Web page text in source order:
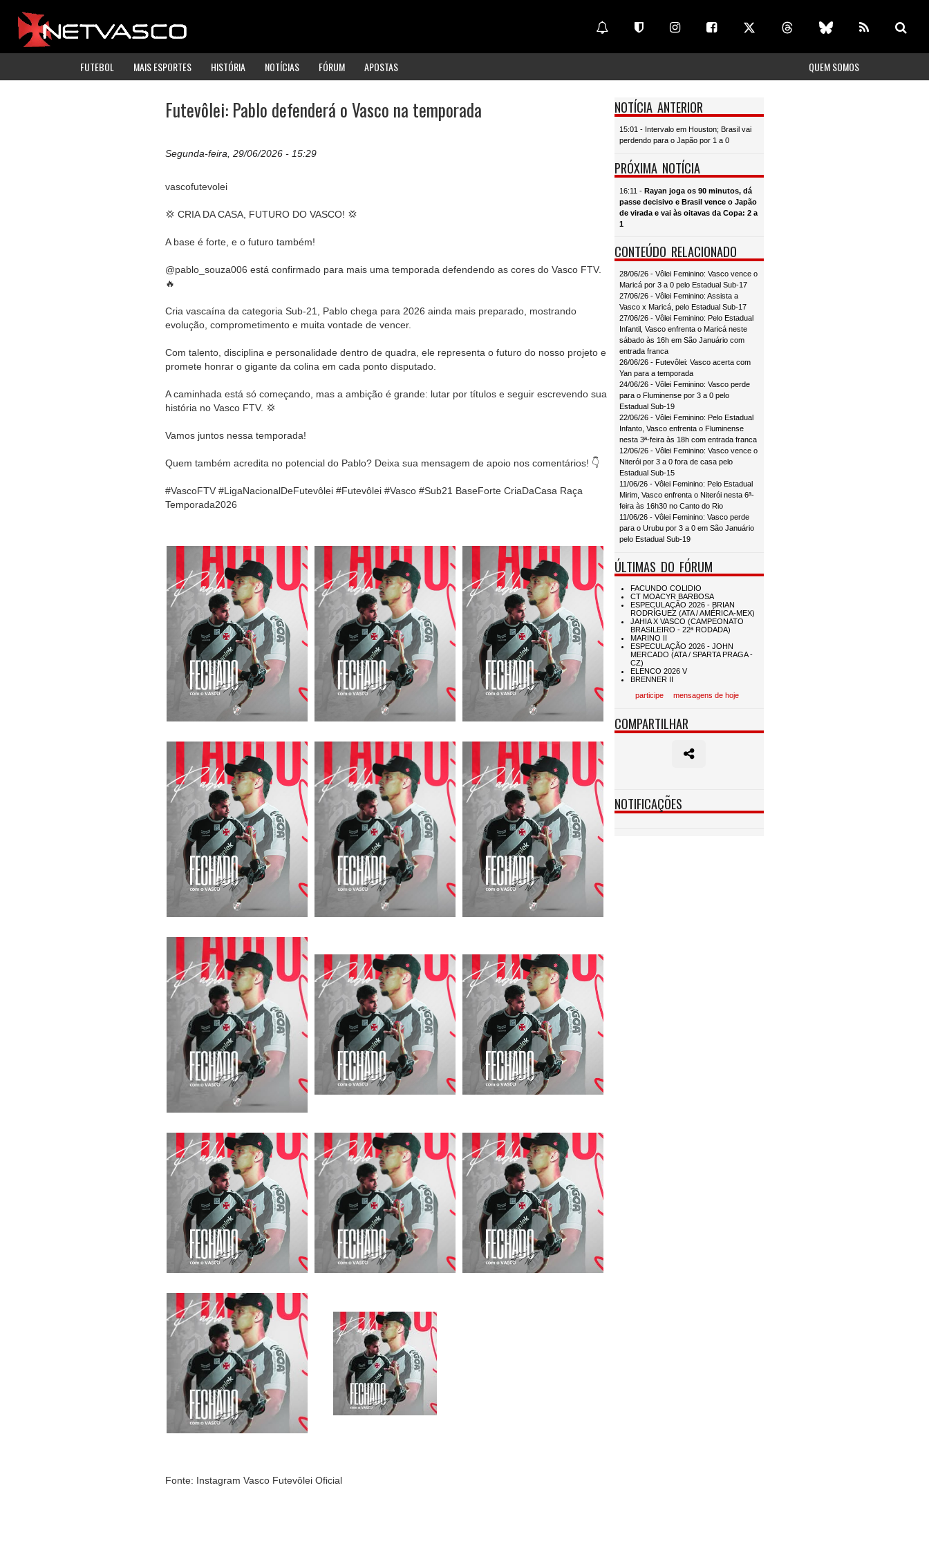
FUTEBOL MAIS ESPORTES HISTÓRIA NOTÍCIAS FÓRUM APOSTAS QUEM SOMOS
Futevôlei: Pablo defenderá o Vasco na temporada
Segunda-feira, 29/06/2026 - 15:29
vascofutevolei
💢 CRIA DA CASA, FUTURO DO VASCO! 💢
A base é forte, e o futuro também!
@pablo_souza006 está confirmado para mais uma temporada defendendo as cores do Vasco FTV.
🔥
Cria vascaína da categoria Sub-21, Pablo chega para 2026 ainda mais preparado, mostrando
evolução, comprometimento e muita vontade de vencer.
Com talento, disciplina e personalidade dentro de quadra, ele representa o futuro do nosso projeto e
promete honrar o gigante da colina em cada ponto disputado.
A caminhada está só começando, mas a ambição é grande: lutar por títulos e seguir escrevendo sua
história no Vasco FTV. 💢
Vamos juntos nessa temporada!
Quem também acredita no potencial do Pablo? Deixa sua mensagem de apoio nos comentários! 👇
#VascoFTV #LigaNacionalDeFutevôlei #Futevôlei #Vasco #Sub21 BaseForte CriaDaCasa Raça
Temporada2026
Fonte: Instagram Vasco Futevôlei Oficial
NOTÍCIA ANTERIOR
15:01 - Intervalo em Houston; Brasil vai
perdendo para o Japão por 1 a 0
PRÓXIMA NOTÍCIA
16:11 - Rayan joga os 90 minutos, dá
passe decisivo e Brasil vence o Japão
de virada e vai às oitavas da Copa: 2 a
1
CONTEÚDO RELACIONADO
28/06/26 - Vôlei Feminino: Vasco vence o
Maricá por 3 a 0 pelo Estadual Sub-17
27/06/26 - Vôlei Feminino: Assista a
Vasco x Maricá, pelo Estadual Sub-17
27/06/26 - Vôlei Feminino: Pelo Estadual
Infantil, Vasco enfrenta o Maricá neste
sábado às 16h em São Januário com
entrada franca
26/06/26 - Futevôlei: Vasco acerta com
Yan para a temporada
24/06/26 - Vôlei Feminino: Vasco perde
para o Fluminense por 3 a 0 pelo
Estadual Sub-19
22/06/26 - Vôlei Feminino: Pelo Estadual
Infanto, Vasco enfrenta o Fluminense
nesta 3ª-feira às 18h com entrada franca
12/06/26 - Vôlei Feminino: Vasco vence o
Niterói por 3 a 0 fora de casa pelo
Estadual Sub-15
11/06/26 - Vôlei Feminino: Pelo Estadual
Mirim, Vasco enfrenta o Niterói nesta 6ª-
feira às 16h30 no Canto do Rio
11/06/26 - Vôlei Feminino: Vasco perde
para o Urubu por 3 a 0 em São Januário
pelo Estadual Sub-19
ÚLTIMAS DO FÓRUM
participe mensagens de hoje
COMPARTILHAR
NOTIFICAÇÕES